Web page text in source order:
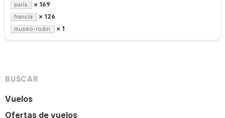
parís × 169
francia × 126
museo-rodin × 1
BUSCAR
Vuelos
Ofertas de vuelos